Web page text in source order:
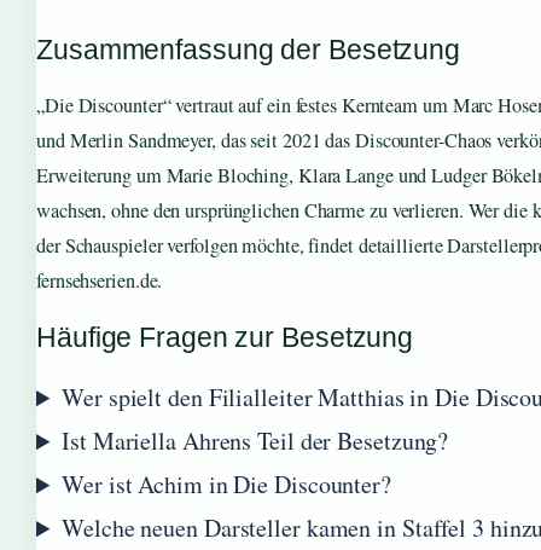
Zusammenfassung der Besetzung
„Die Discounter“ vertraut auf ein festes Kernteam um Marc
und Merlin Sandmeyer, das seit 2021 das Discounter-Chaos
Erweiterung um Marie Bloching, Klara Lange und Ludger
wachsen, ohne den ursprünglichen Charme zu verlieren. Wer
der Schauspieler verfolgen möchte, findet detaillierte
fernsehserien.de.
Häufige Fragen zur Besetzung
Wer spielt den Filialleiter Matthias in Die
Ist Mariella Ahrens Teil der Besetzung?
Wer ist Achim in Die Discounter?
Welche neuen Darsteller kamen in Staffel 3